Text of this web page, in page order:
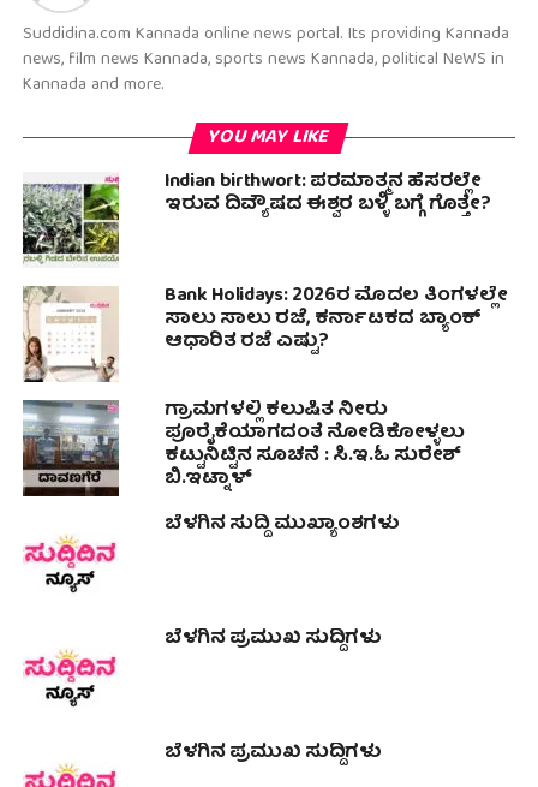
Suddidina.com Kannada online news portal. Its providing Kannada
news, film news Kannada, sports news Kannada, political NeWS in
Kannada and more.
YOU MAY LIKE
Indian birthwort: ಪರಮಾತ್ಮನ ಹೆಸರಲ್ಲೇ
ಇರುವ ದಿವ್ಯೌಷದ ಈಶ್ವರ ಬಳ್ಳಿ ಬಗ್ಗೆ ಗೊತ್ತೇ?
Bank Holidays: 2026ರ ಮೊದಲ ತಿಂಗಳಲ್ಲೇ
ಸಾಲು ಸಾಲು ರಜೆ, ಕರ್ನಾಟಕದ ಬ್ಯಾಂಕ್
ಆಧಾರಿತ ರಜೆ ಎಷ್ಟು?
ಗ್ರಾಮಗಳಲ್ಲಿ ಕಲುಷಿತ ನೀರು
ಪೂರೈಕೆಯಾಗದಂತೆ ನೋಡಿಕೋಳ್ಳಲು
ಕಟ್ಟುನಿಟ್ಟಿನ ಸೂಚನೆ : ಸಿ.ಇ.ಓ ಸುರೇಶ್
ಬಿ.ಇಟ್ನಾಳ್
ಬೆಳಗಿನ ಸುದ್ದಿ ಮುಖ್ಯಾಂಶಗಳು
ಬೆಳಗಿನ ಪ್ರಮುಖ ಸುದ್ದಿಗಳು
ಬೆಳಗಿನ ಪ್ರಮುಖ ಸುದ್ದಿಗಳು